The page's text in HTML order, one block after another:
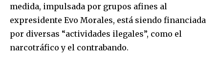
medida, impulsada por grupos afines al
expresidente Evo Morales, está siendo financiada
por diversas “actividades ilegales”, como el
narcotráfico y el contrabando.